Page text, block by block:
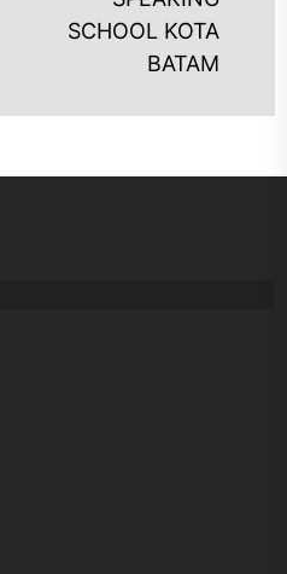
SCHOOL KOTA
BATAM